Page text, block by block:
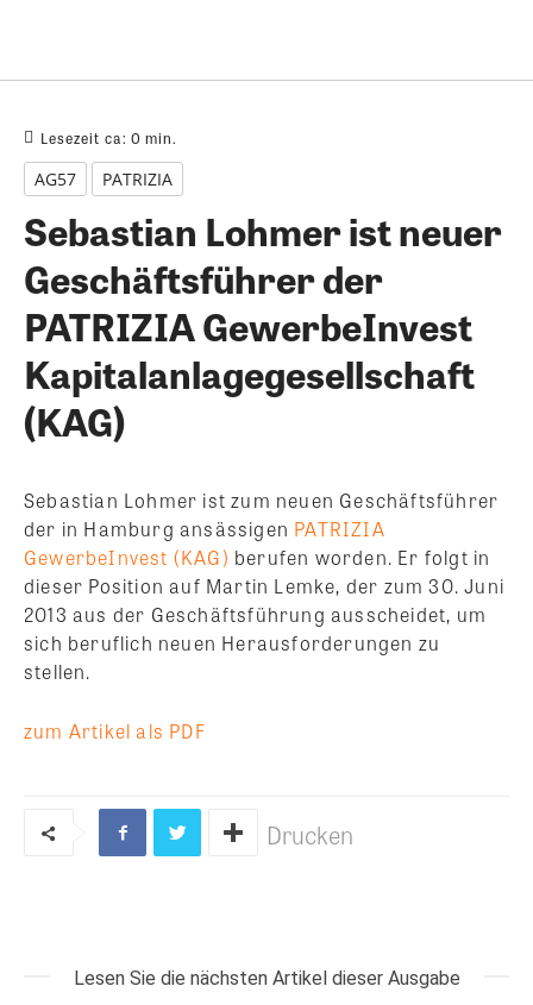
Lesezeit ca: 0 min.
AG57 PATRIZIA
Sebastian Lohmer ist neuer
Geschäftsführer der
PATRIZIA GewerbeInvest
Kapitalanlagegesellschaft
(KAG)
Sebastian Lohmer ist zum neuen Geschäftsführer
der in Hamburg ansässigen PATRIZIA
GewerbeInvest (KAG) berufen worden. Er folgt in
dieser Position auf Martin Lemke, der zum 30. Juni
2013 aus der Geschäftsführung ausscheidet, um
sich beruflich neuen Herausforderungen zu
stellen.
zum Artikel als PDF
Drucken
Lesen Sie die nächsten Artikel dieser Ausgabe